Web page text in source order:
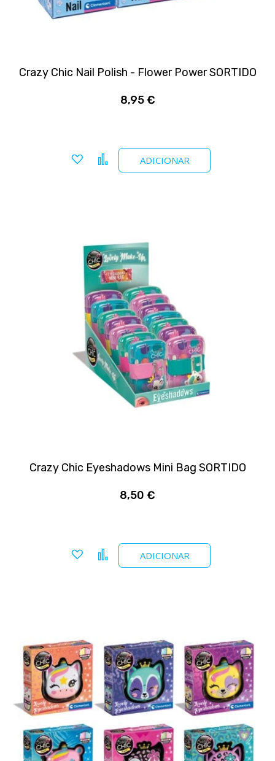
Crazy Chic Nail Polish - Flower Power SORTIDO
8,95 €
ADICIONAR
Adicionar a favoritos
Comparar
Crazy Chic Eyeshadows Mini Bag SORTIDO
8,50 €
ADICIONAR
Adicionar a favoritos
Comparar